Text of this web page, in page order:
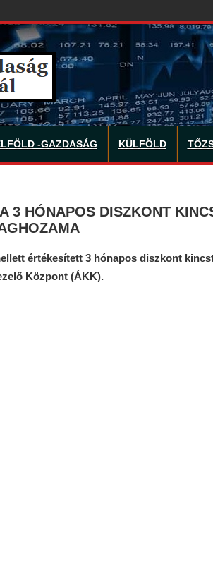
-GAZDASÁG KÜLFÖLD
3 HÓNAPOS DISZKONT
értékesített 3 hónapos diszkont
Központ (ÁKK).